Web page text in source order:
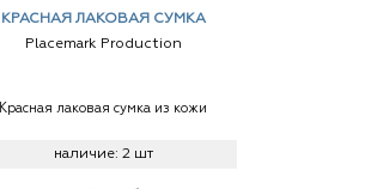
КРАСНАЯ ЛАКОВАЯ СУМКА
Placemark Production
Красная лаковая сумка из кожи
наличие: 2 шт